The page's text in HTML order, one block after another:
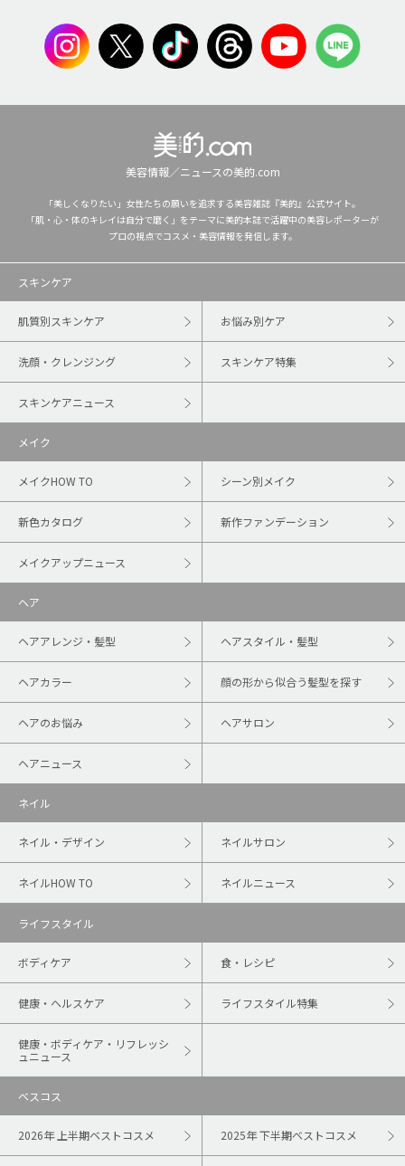
美容情報／ニュースの美的.com
「美しくなりたい」女性たちの願いを追求する美容雑誌『美的』公式サイト。
「肌・心・体のキレイは自分で磨く」をテーマに美的本誌で活躍中の美容レポーターが
プロの視点でコスメ・美容情報を発信します。
スキンケア
肌質別スキンケア お悩み別ケア
洗顔・クレンジング スキンケア特集
スキンケアニュース
メイク
メイクHOW TO シーン別メイク
新色カタログ 新作ファンデーション
メイクアップニュース
ヘア
ヘアアレンジ・髪型 ヘアスタイル・髪型
ヘアカラー 顔の形から似合う髪型を探す
ヘアのお悩み ヘアサロン
ヘアニュース
ネイル
ネイル・デザイン ネイルサロン
ネイルHOW TO ネイルニュース
ライフスタイル
ボディケア 食・レシピ
健康・ヘルスケア ライフスタイル特集
健康・ボディケア・リフレッシ
ュニュース
ベスコス
2026年 上半期ベストコスメ 2025年 下半期ベストコスメ